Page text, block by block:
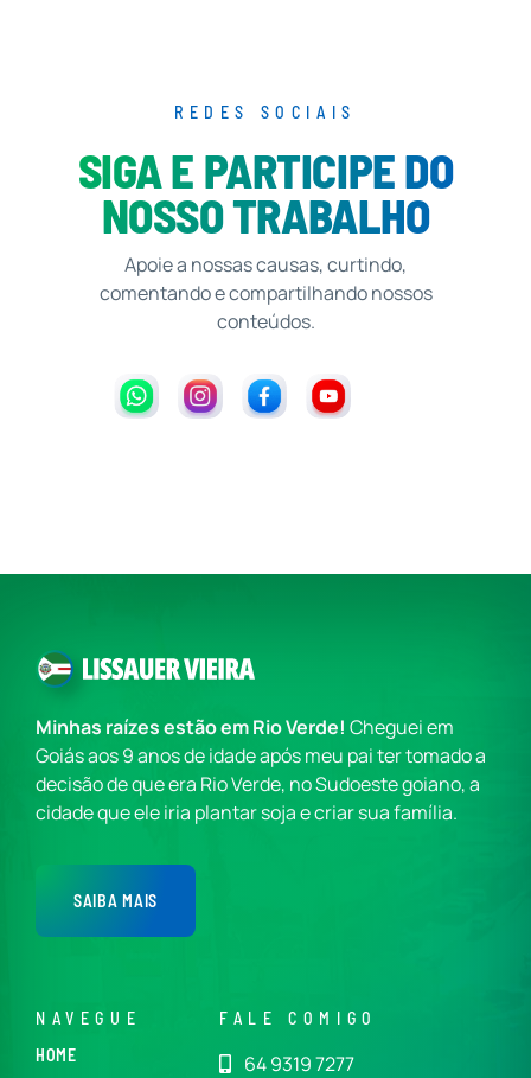
REDES SOCIAIS
SIGA E PARTICIPE DO
NOSSO TRABALHO
Apoie a nossas causas, curtindo,
comentando e compartilhando nossos
conteúdos.
Minhas raízes estão em Rio Verde! Cheguei em
Goiás aos 9 anos de idade após meu pai ter tomado a
decisão de que era Rio Verde, no Sudoeste goiano, a
cidade que ele iria plantar soja e criar sua família.
SAIBA MAIS
NAVEGUE
HOME
FALE COMIGO
64 9319 7277